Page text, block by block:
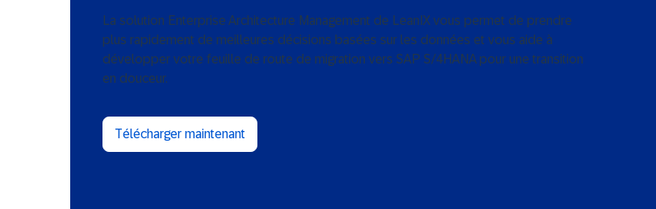
La solution Enterprise Architecture Management de LeanIX vous permet de prendre
plus rapidement de meilleures décisions basées sur les données et vous aide à
développer votre feuille de route de migration vers SAP S/4HANA pour une transition
en douceur.
Télécharger maintenant